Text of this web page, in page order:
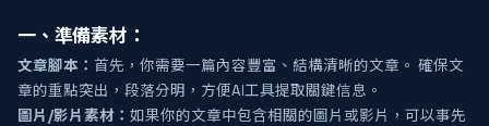
一、準備素材：
文章腳本： 首先，你需要一篇內容豐富、結構清晰的文章。 確保文
章的重點突出，段落分明，方便AI工具提取關鍵信息。
圖片/影片素材： 如果你的文章中包含相關的圖片或影片，可以事先